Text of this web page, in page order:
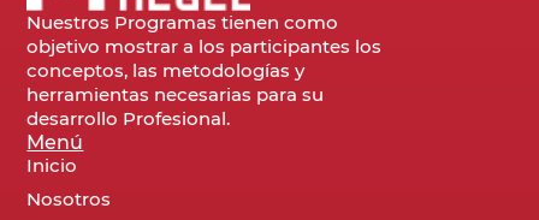
Nuestros Programas tienen como
objetivo mostrar a los participantes los
conceptos, las metodologías y
herramientas necesarias para su
desarrollo Profesional.
Menú
Inicio
Nosotros